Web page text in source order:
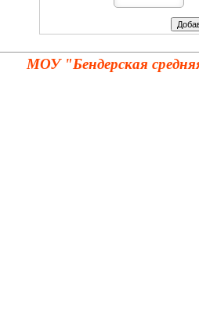
МОУ "Бендерская